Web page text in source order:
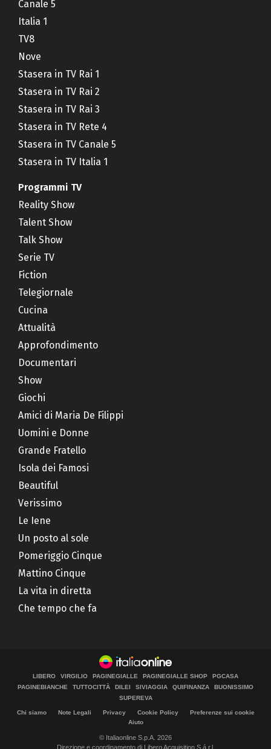
Canale 5
Italia 1
TV8
Nove
Stasera in TV Rai 1
Stasera in TV Rai 2
Stasera in TV Rai 3
Stasera in TV Rete 4
Stasera in TV Canale 5
Stasera in TV Italia 1
Programmi TV
Reality Show
Talent Show
Talk Show
Serie TV
Fiction
Telegiornale
Cucina
Attualità
Approfondimento
Documentari
Show
Giochi
Amici di Maria De Filippi
Uomini e Donne
Grande Fratello
Isola dei Famosi
Beautiful
Verissimo
Le Iene
Un posto al sole
Pomeriggio Cinque
Mattino Cinque
La vita in diretta
Che tempo che fa
LIBERO VIRGILIO PAGINEGIALLE PAGINEGIALLE SHOP
PGCASA
PAGINEBIANCHE
TUTTOCITTÀ DILEI SIVIAGGIA QUIFINANZA
BUONISSIMO
SUPEREVA
Chi siamo Note Legali Privacy Cookie Policy
Preferenze sui cookie
Aiuto
© Italiaonline S.p.A. 2026
Direzione e coordinamento di Libero Acquisition S.á r.l.